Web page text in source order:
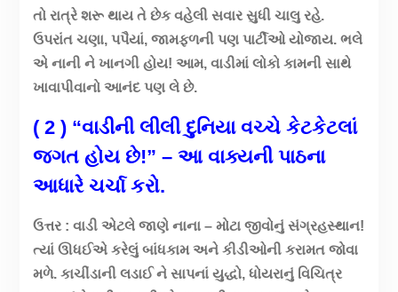
તો રાત્રે શરૂ થાય તે છેક વહેલી સવાર સુધી ચાલુ રહે.
ઉપરાંત ચણા, પપૈયાં, જામફળની પણ પાર્ટીઓ યોજાય. ભલે
એ નાની ને ખાનગી હોય! આમ, વાડીમાં લોકો કામની સાથે
ખાવાપીવાનો આનંદ પણ લે છે.
( 2 ) “વાડીની લીલી દુનિયા વચ્ચે કેટકેટલાં
જગત હોય છે!” – આ વાક્યની પાઠના
આધારે ચર્ચા કરો.
ઉત્તર : વાડી એટલે જાણે નાના – મોટા જીવોનું સંગ્રહસ્થાન!
ત્યાં ઊધઈએ કરેલું બાંધકામ અને કીડીઓની કરામત જોવા
મળે. કાચીંડાની લડાઈ ને સાપનાં યુદ્ધો, ધોયરાનું વિચિત્ર